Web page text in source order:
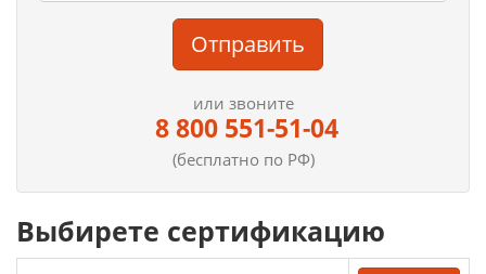
Отправить
или звоните
8 800 551-51-04
(бесплатно по РФ)
Выбирете сертификацию